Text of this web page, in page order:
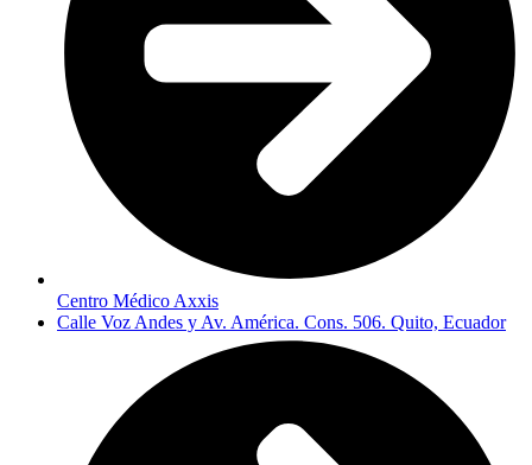
Centro Médico Axxis
Calle Voz Andes y Av. América. Cons. 506. Quito, Ecuador